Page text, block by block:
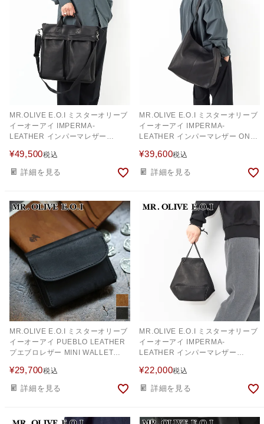
MR.OLIVE E.O.I ミスターオリーブ
イーオーアイ IMPERMA-
LEATHER インパーマレザー
¥49,500税込
詳細を見る
MR.OLIVE E.O.I ミスターオリーブ
イーオーアイ IMPERMA-
LEATHER インパーマレザー ONE
¥39,600税込
詳細を見る
MR.OLIVE E.O.I ミスターオリーブ
イーオーアイ PUEBLO LEATHER
プエブロレザー MINI WALLET
¥29,700税込
詳細を見る
MR.OLIVE E.O.I ミスターオリーブ
イーオーアイ IMPERMA-
LEATHER インパーマレザー
ME697
¥22,000税込
詳細を見る